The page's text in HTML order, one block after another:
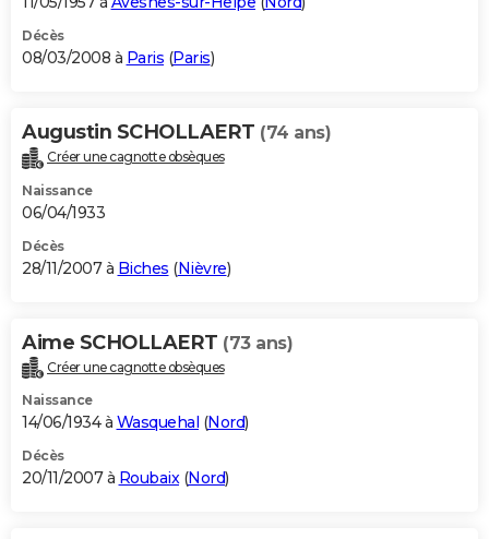
Décès
08/03/2008 à Paris (Paris)
Augustin SCHOLLAERT (74 ans)
Créer une cagnotte obsèques
Naissance
06/04/1933
Décès
28/11/2007 à Biches (Nièvre)
Aime SCHOLLAERT (73 ans)
Créer une cagnotte obsèques
Naissance
14/06/1934 à Wasquehal (Nord)
Décès
20/11/2007 à Roubaix(Nord)